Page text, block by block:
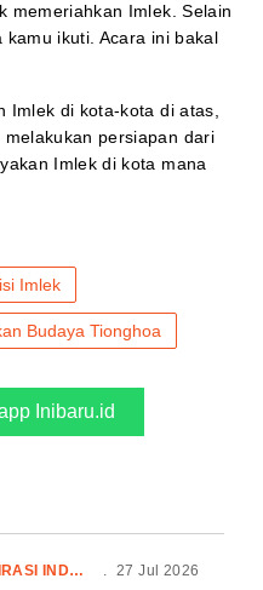
memeriahkan Imlek. Selain
ikuti. Acara ini bakal
Imlek di kota-kota di atas,
persiapan dari
Imlek di kota mana
Imlek
Budaya Tionghoa
Inibaru.id
INSPIRASI INDONESIA . 27 Jul 2026